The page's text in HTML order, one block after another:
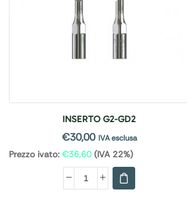
INSERTO G2-GD2
€30,00 IVA esclusa
Prezzo ivato: €36,60 (IVA 22%)